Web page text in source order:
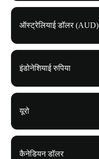
ऑस्ट्रेलियाई डॉलर (AUD)
इंडोनेशियाई रुपिया
यूरो
कैनेडियन डॉलर